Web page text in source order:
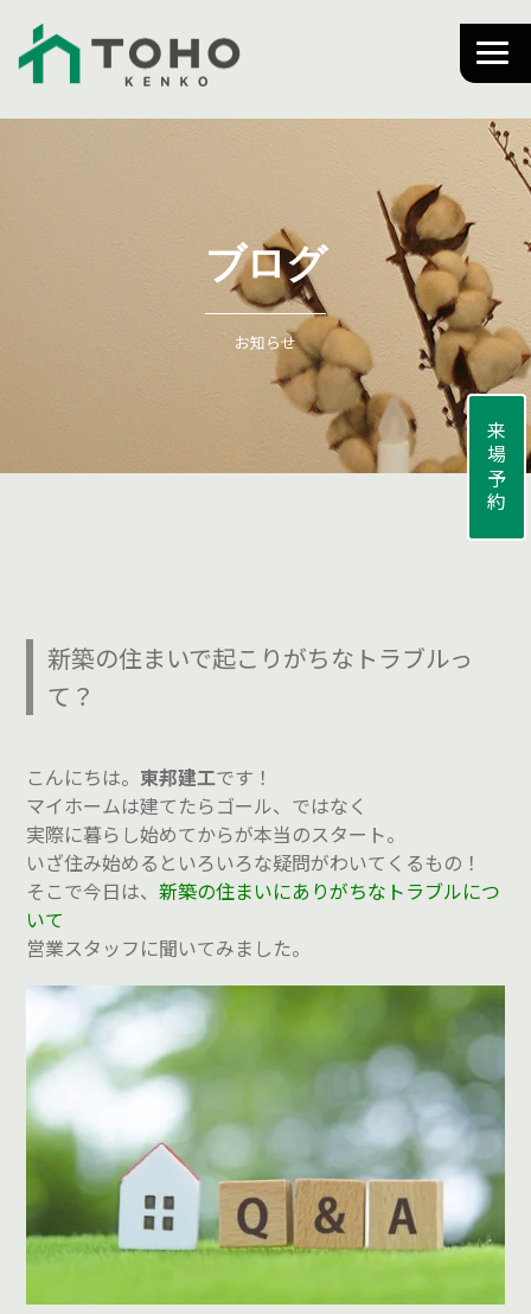
来場予約
ブログ
お知らせ
新築の住まいで起こりがちなトラブルっ
て？
こんにちは。 東邦建工です！
マイホームは建てたらゴール、ではなく
実際に暮らし始めてからが本当のスタート。
いざ住み始めるといろいろな疑問がわいてくるもの！
そこで今日は、新築の住まいにありがちなトラブルにつ
いて
営業スタッフに聞いてみました。